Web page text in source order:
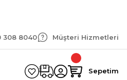
1.500 TL ve üzeri
308 8040 Müşteri Hizmetleri
Sepetim